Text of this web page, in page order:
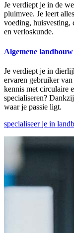
Je verdiept je in de
pluimvee. Je leert
voeding,
en verloskunde.
Algemene landbouw
Je verdiept je in
ervaren gebruiker
kennis met circulaire
specialiseren?
waar je passie ligt.
specialiseer je in